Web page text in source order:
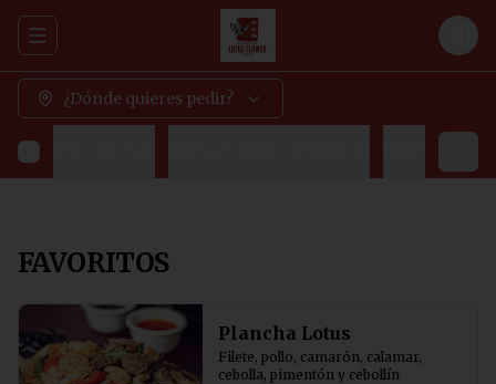
Abrir menu de navegación
¿Dónde quieres pedir?
FAVORITOS
Plancha Lotus
Filete, pollo, camarón, calamar,
cebolla, pimentón y cebollín